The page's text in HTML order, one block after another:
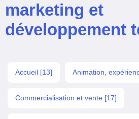
marketing et
développement
Accueil [13] Animation,
Commercialisation et vente [17]